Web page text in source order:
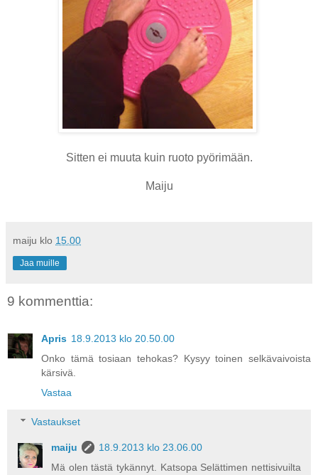
Sitten ei muuta kuin ruoto pyörimään.
Maiju
maiju klo 15.00
Jaa muille
9 kommenttia:
Apris 18.9.2013 klo 20.50.00
Onko tämä tosiaan tehokas? Kysyy toinen selkävaivoista
kärsivä.
Vastaa
Vastaukset
maiju
18.9.2013 klo 23.06.00
Mä olen tästä tykännyt. Katsopa Selättimen nettisivuilta